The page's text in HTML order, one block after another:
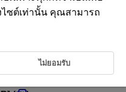
อกันสามภาพด้วยระดับแสงที่แตก
บแสง และความไวแสง ISO โดย
ซต์เท่านั้น คุณสามารถ
ไม่ยอมรับ